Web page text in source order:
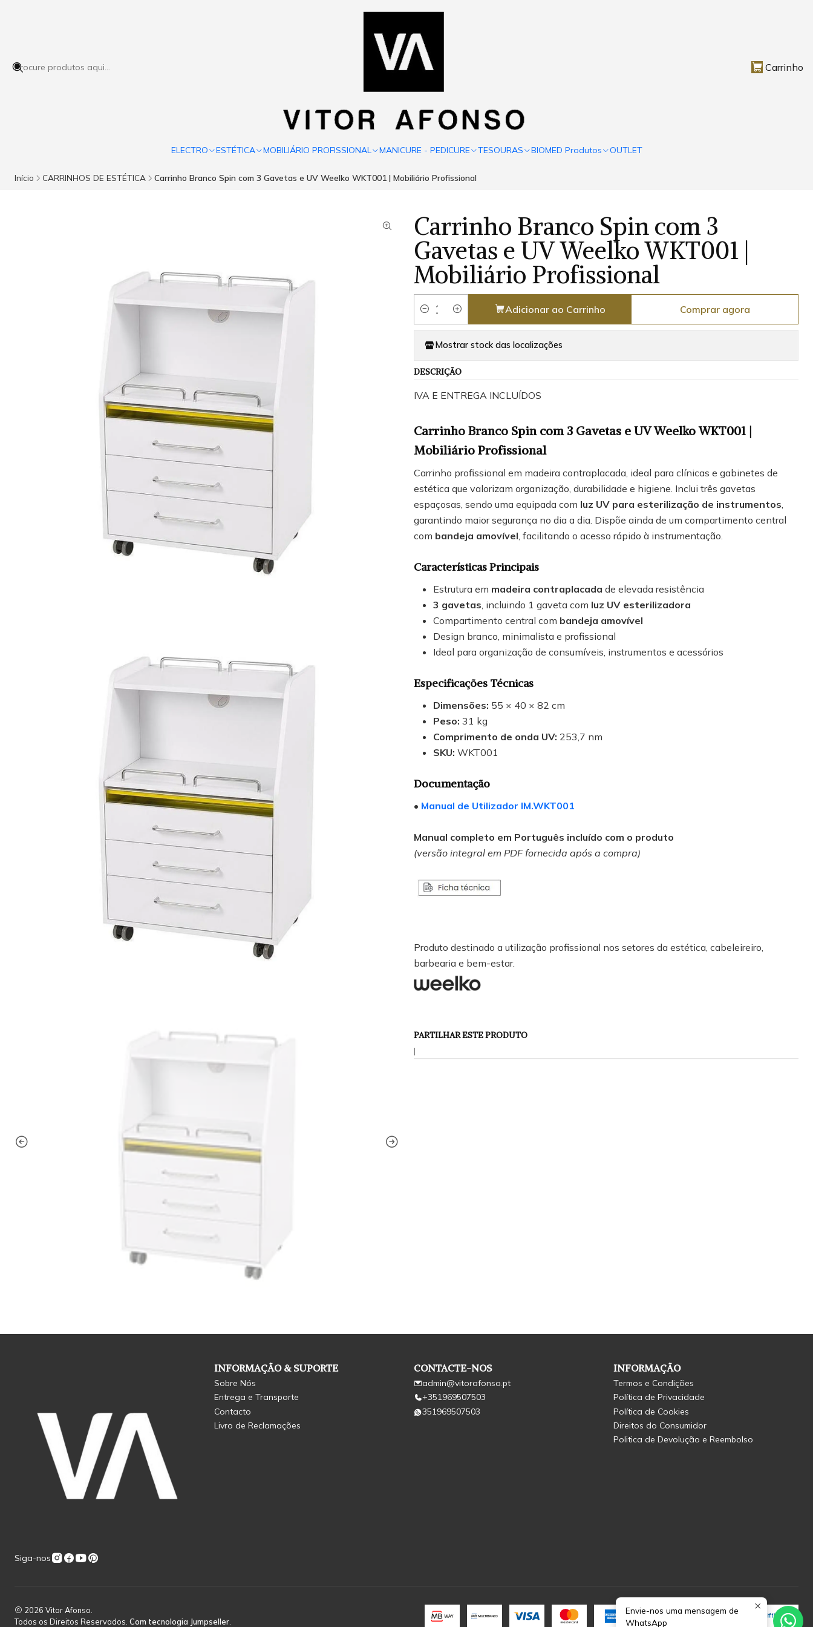
Carrinho
ELECTRO ESTÉTICA MOBILIÁRIO PROFISSIONAL MANICURE - PEDICURE TESOURAS BIOMED Produtos OUTLET
Início CARRINHOS DE ESTÉTICA Carrinho Branco Spin com 3 Gavetas e UV Weelko WKT001 | Mobiliário Profissional
Carrinho Branco Spin com 3
Gavetas e UV Weelko WKT001 |
Mobiliário Profissional
Quantidade
Adicionar ao Carrinho Comprar agora
Mostrar stock das localizações
DESCRIÇÃO
IVA E ENTREGA INCLUÍDOS
Carrinho Branco Spin com 3 Gavetas e UV Weelko WKT001 |
Mobiliário Profissional
Carrinho profissional em madeira contraplacada, ideal para clínicas e gabinetes de
estética que valorizam organização, durabilidade e higiene. Inclui três gavetas
espaçosas, sendo uma equipada com luz UV para esterilização de instrumentos
garantindo maior segurança no dia a dia. Dispõe ainda de um compartimento central
com bandeja amovível , facilitando o acesso rápido à instrumentação.
Características Principais
Estrutura em madeira contraplacada de elevada resistência
3 gavetas , incluindo 1 gaveta com luz UV esterilizadora
Compartimento central com bandeja amovível
Design branco, minimalista e profissional
Ideal para organização de consumíveis, instrumentos e acessórios
Especificações Técnicas
Dimensões: 55 × 40 × 82 cm
Peso: 31 kg
Comprimento de onda UV: 253,7 nm
SKU: WKT001
Documentação
• Manual de Utilizador IM.WKT001
Manual completo em Português incluído com o produto
(versão integral em PDF fornecida após a compra)
Produto destinado a utilização profissional nos setores da estética, cabeleireiro,
barbearia e bem-estar.
PARTILHAR ESTE PRODUTO
|
Siga-nos
INFORMAÇÃO & SUPORTE
Sobre Nós
Entrega e Transporte
Contacto
Livro de Reclamações
CONTACTE-NOS
admin@vitorafonso.pt
+351969507503
351969507503
INFORMAÇÃO
Termos e Condições
Política de Privacidade
Política de Cookies
Direitos do Consumidor
Politica de Devolução e Reembolso
2026 Vitor Afonso.
Todos os Direitos Reservados. Com tecnologia Jumpseller
Envie-nos uma mensagem de
WhatsApp